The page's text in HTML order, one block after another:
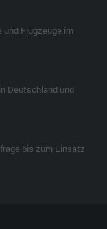
und Flugzeuge im
Deutschland und
bis zum Einsatz